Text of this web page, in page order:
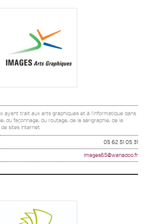
ayant trait aux arts graphiques et à l'informatique dans
du façonnage, du routage, de la sérigraphie, de la
sites internet
05 62 51 05 31
images65@wanadoo.fr